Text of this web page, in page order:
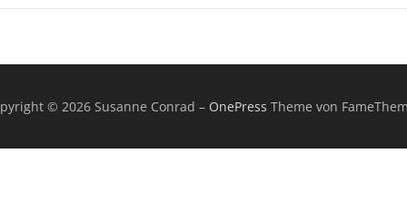
© 2026 Susanne Conrad – OnePress Theme von